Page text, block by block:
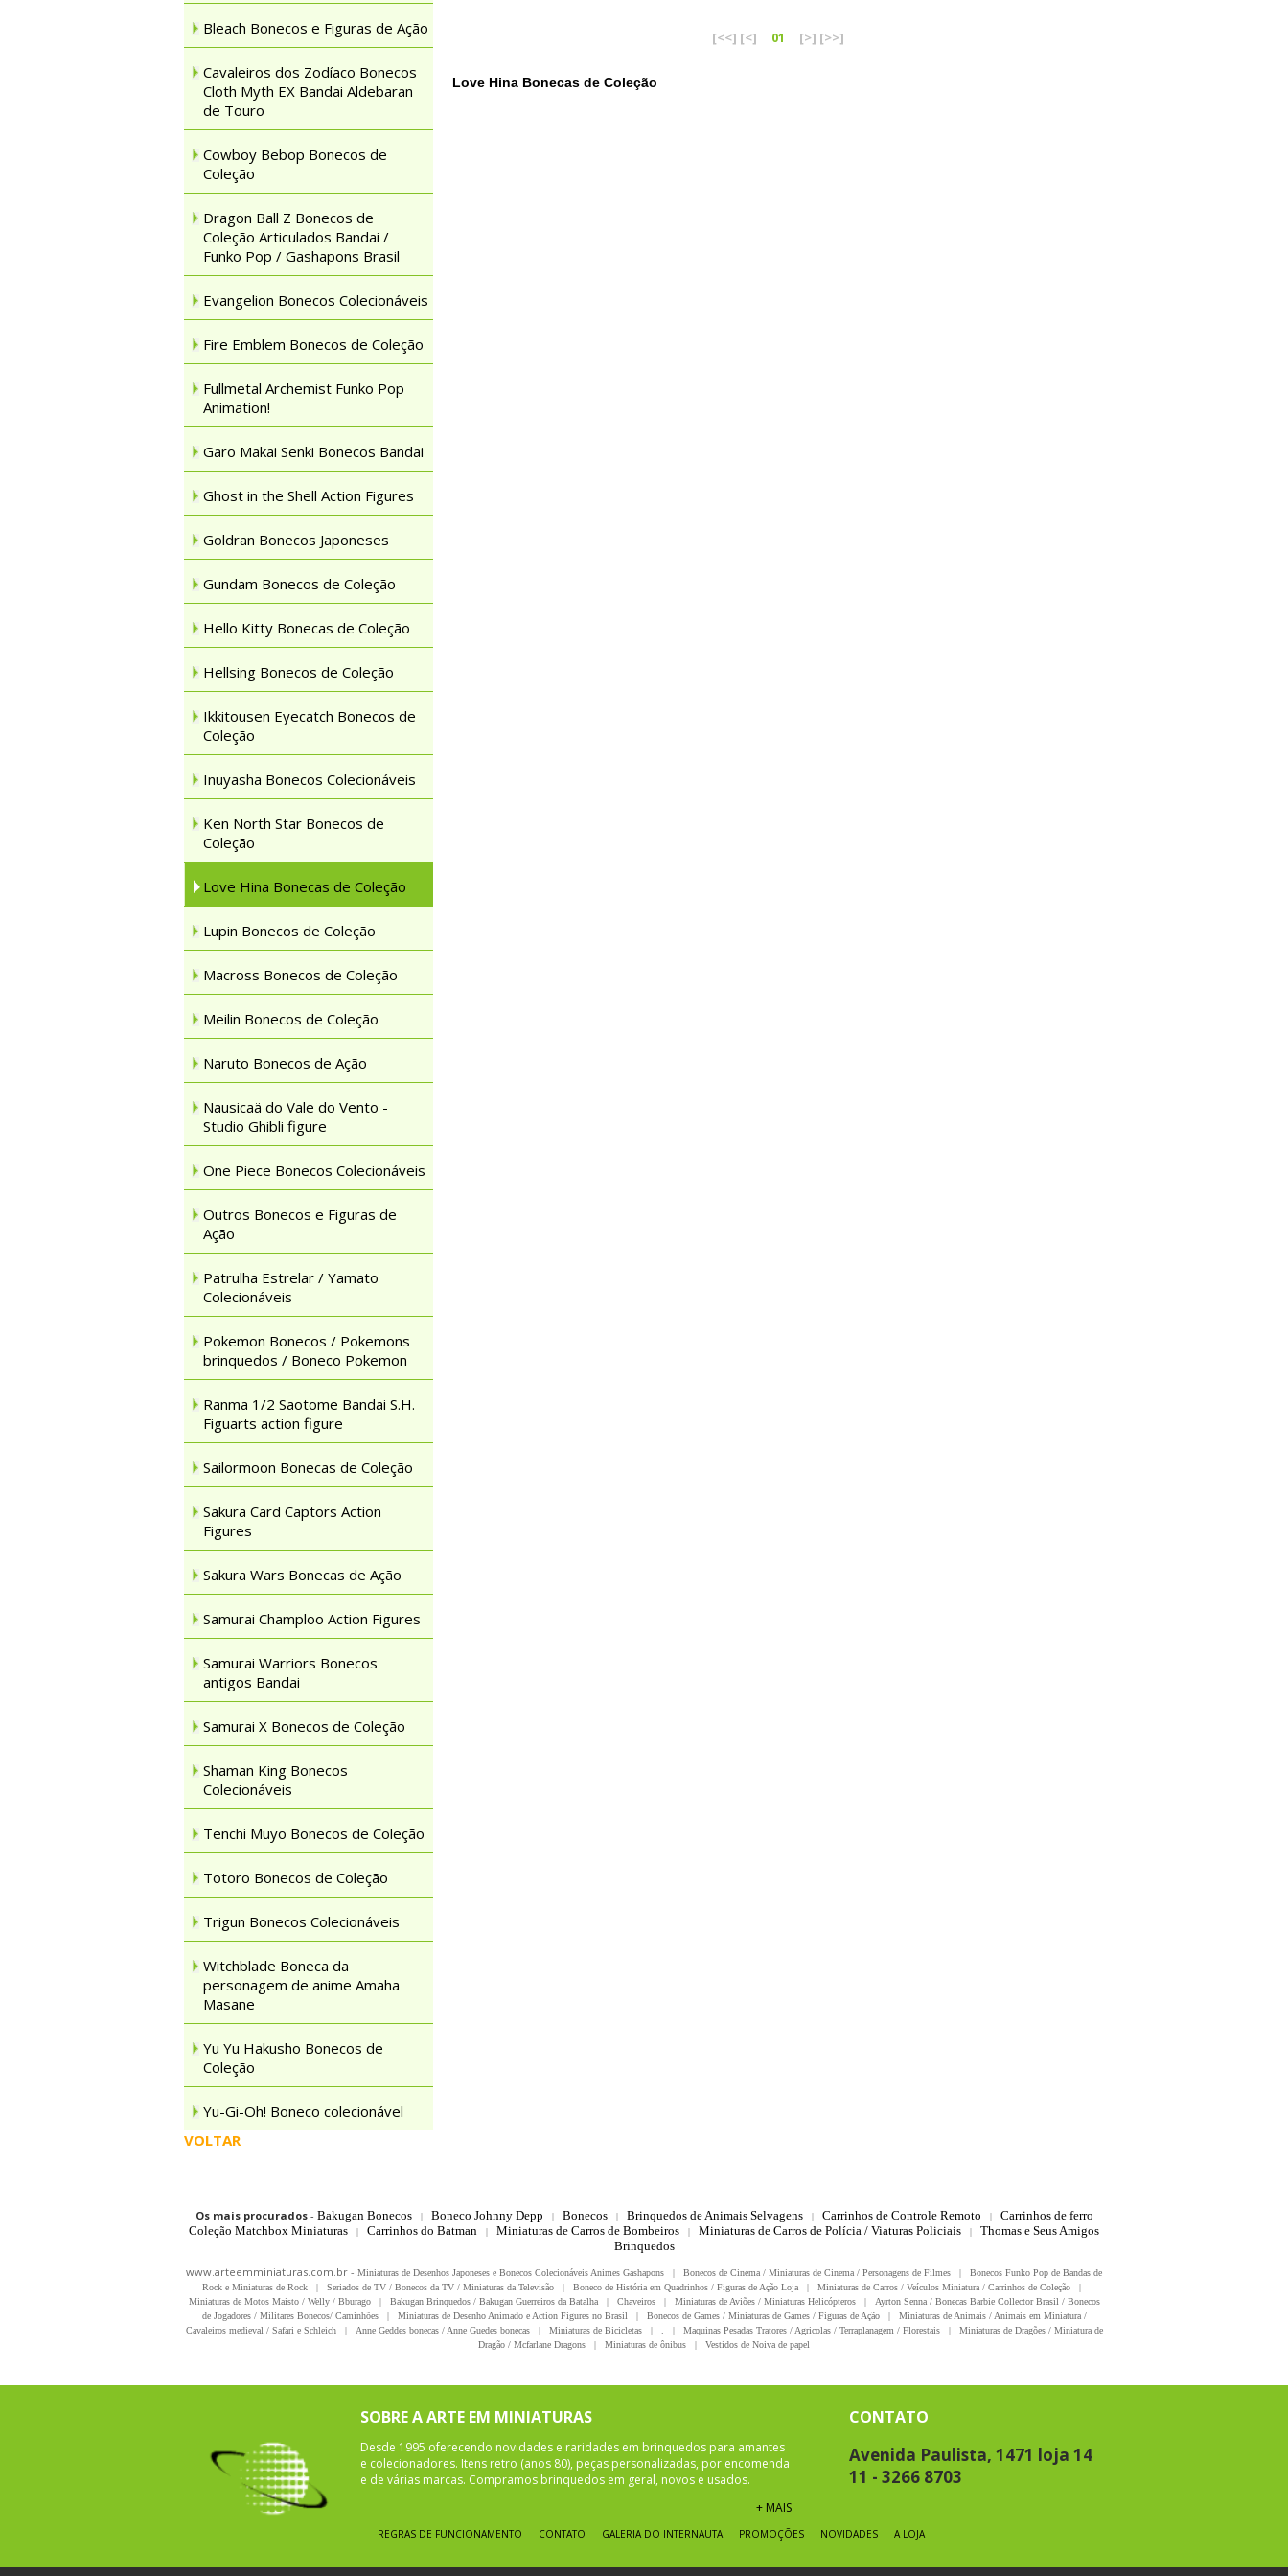
Bleach Bonecos e Figuras de Ação
Cavaleiros dos Zodíaco Bonecos
Cloth Myth EX Bandai Aldebaran
de Touro
Cowboy Bebop Bonecos de
Coleção
Dragon Ball Z Bonecos de
Coleção Articulados Bandai /
Funko Pop / Gashapons Brasil
Evangelion Bonecos Colecionáveis
Fire Emblem Bonecos de Coleção
Fullmetal Archemist Funko Pop
Animation!
Garo Makai Senki Bonecos Bandai
Ghost in the Shell Action Figures
Goldran Bonecos Japoneses
Gundam Bonecos de Coleção
Hello Kitty Bonecas de Coleção
Hellsing Bonecos de Coleção
Ikkitousen Eyecatch Bonecos de
Coleção
Inuyasha Bonecos Colecionáveis
Ken North Star Bonecos de
Coleção
Love Hina Bonecas de Coleção
Lupin Bonecos de Coleção
Macross Bonecos de Coleção
Meilin Bonecos de Coleção
Naruto Bonecos de Ação
Nausicaä do Vale do Vento -
Studio Ghibli figure
One Piece Bonecos Colecionáveis
Outros Bonecos e Figuras de
Ação
Patrulha Estrelar / Yamato
Colecionáveis
Pokemon Bonecos / Pokemons
brinquedos / Boneco Pokemon
Ranma 1/2 Saotome Bandai S.H.
Figuarts action figure
Sailormoon Bonecas de Coleção
Sakura Card Captors Action
Figures
Sakura Wars Bonecas de Ação
Samurai Champloo Action Figures
Samurai Warriors Bonecos
antigos Bandai
Samurai X Bonecos de Coleção
Shaman King Bonecos
Colecionáveis
Tenchi Muyo Bonecos de Coleção
Totoro Bonecos de Coleção
Trigun Bonecos Colecionáveis
Witchblade Boneca da
personagem de anime Amaha
Masane
Yu Yu Hakusho Bonecos de
Coleção
Yu-Gi-Oh! Boneco colecionável
VOLTAR
[<<] [<] 01 [>] [>>]
Love Hina Bonecas de Coleção
Os mais procurados- Bakugan Bonecos | Boneco Johnny Depp | Bonecos | Brinquedos de Animais Selvagens | Carrinhos de Controle Remoto |
Carrinhos de ferro
Coleção Matchbox Miniaturas
| Carrinhos do Batman | Miniaturas de Carros de Bombeiros | Miniaturas de Carros de Polícia / Viaturas Policiais |
Thomas e Seus Amigos
Brinquedos
www.arteemminiaturas.com.br - Miniaturas de Desenhos Japoneses e Bonecos Colecionáveis Animes Gashapons | Bonecos de Cinema / Miniaturas de Cinema / Personagens de Filmes |
Bonecos Funko Pop de Bandas de
Rock e Miniaturas de Rock
| Seriados de TV / Bonecos da TV / Miniaturas da Televisão | Boneco de História em Quadrinhos / Figuras de Ação Loja | Miniaturas de Carros / Veículos Miniatura / Carrinhos de Coleção
|
Miniaturas de Motos Maisto / Welly / Bburago
| Bakugan Brinquedos / Bakugan Guerreiros da Batalha | Chaveiros | Miniaturas de Aviões / Miniaturas Helicópteros |
Ayrton Senna / Bonecas Barbie Collector Brasil / Bonecos
de Jogadores / Militares Bonecos/ Caminhões
| Miniaturas de Desenho Animado e Action Figures no Brasil | Bonecos de Games / Miniaturas de Games / Figuras de Ação |
Miniaturas de Animais / Animais em Miniatura /
Cavaleiros medieval / Safari e Schleich
| Anne Geddes bonecas / Anne Guedes bonecas | Miniaturas de Bicicletas | | Maquinas Pesadas Tratores / Agricolas / Terraplanagem / Florestais |
Miniaturas de Dragões / Miniatura de
Dragão / Mcfarlane Dragons
| Miniaturas de ônibus | Vestidos de Noiva de papel
SOBRE A ARTE EM MINIATURAS
Desde 1995 oferecendo novidades e raridades em brinquedos para amantes
e colecionadores. Itens retro (anos 80), peças personalizadas, por encomenda
e de várias marcas. Compramos brinquedos em geral, novos e usados.
+ MAIS
CONTATO
Avenida Paulista, 1471 loja 14
11 - 3266 8703
REGRAS DE FUNCIONAMENTO CONTATO GALERIA DO INTERNAUTA PROMOÇÕES NOVIDADES A LOJA